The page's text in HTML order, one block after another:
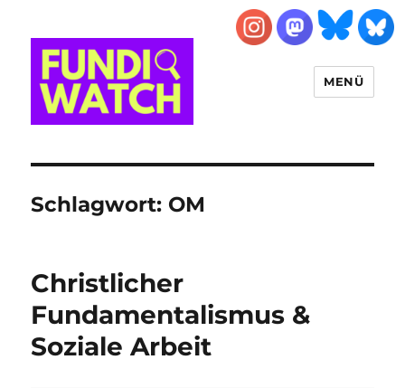
MENÜ
Schlagwort: OM
Christlicher
Fundamentalismus &
Soziale Arbeit